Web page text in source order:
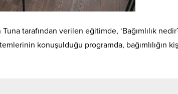
tarafından verilen eğitimde, ‘Bağımlılık
konuşulduğu programda, bağımlılığın